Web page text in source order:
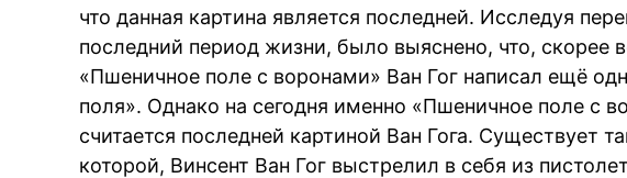
что данная картина является последней. Исследуя
последний период жизни, было выяснено, что, скорее
«Пшеничное поле с воронами» Ван Гог написал ещё
поля». Однако на сегодня именно «Пшеничное поле с
считается последней картиной Ван Гога. Существует
которой, Винсент Ван Гог выстрелил в себя из